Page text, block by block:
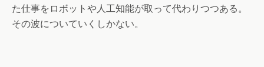
た仕事をロボットや人工知能が取って代わりつつある。
その波についていくしかない。